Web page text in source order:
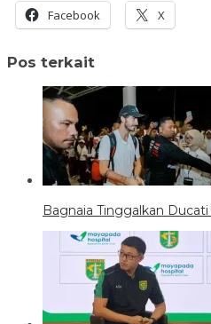
Facebook X
Pos terkait
Bagnaia Tinggalkan